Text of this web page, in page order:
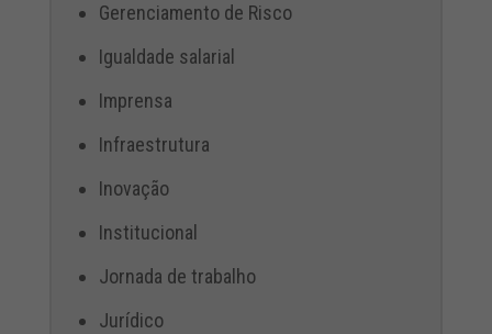
Gerenciamento de Risco
Igualdade salarial
Imprensa
Infraestrutura
Inovação
Institucional
Jornada de trabalho
Jurídico